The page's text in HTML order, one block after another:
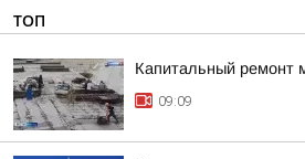
ТОП
Капитальный ремонт
09:09